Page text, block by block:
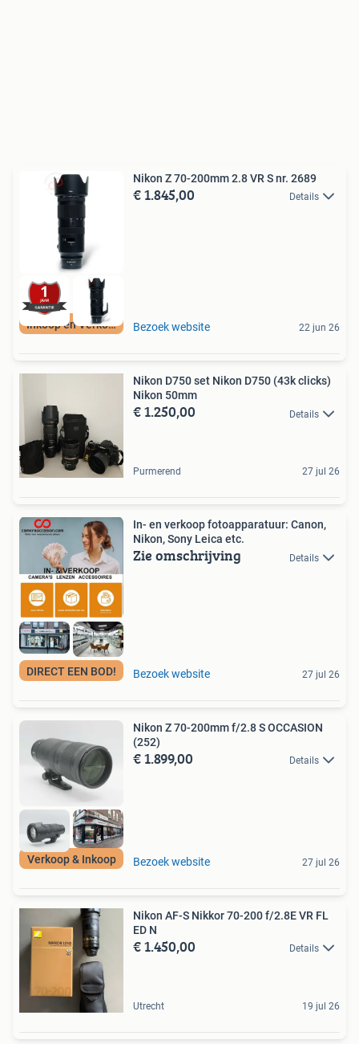
Inkoop en Verkoop
Nikon Z 70-200mm 2.8 VR S nr. 2689
€ 1.845,00 Details
Bezoek website 22 jun 26
Nikon D750 set Nikon D750 (43k clicks)
Nikon 50mm
€ 1.250,00 Details
Purmerend 27 jul 26
DIRECT EEN BOD!
In- en verkoop fotoapparatuur: Canon,
Nikon, Sony Leica etc.
Zie omschrijving Details
Bezoek website 27 jul 26
Verkoop & Inkoop
Nikon Z 70-200mm f/2.8 S OCCASION
(252)
€ 1.899,00 Details
Bezoek website 27 jul 26
Nikon AF-S Nikkor 70-200 f/2.8E VR FL
ED N
€ 1.450,00 Details
Utrecht 19 jul 26